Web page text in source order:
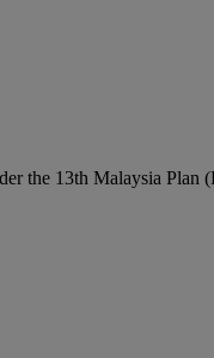
the 13th Malaysia